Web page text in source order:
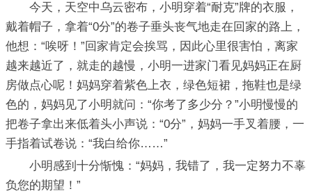
今天，天空中乌云密布，小明穿着“耐克”牌的衣服，
戴着帽子，拿着“0分”的卷子垂头丧气地走在回家的路上，
他想：“唉呀！”回家肯定会挨骂，因此心里很害怕，离家
越来越近了，就走的越慢，小明一进家门看见妈妈正在厨
房做点心呢！妈妈穿着紫色上衣，绿色短裙，拖鞋也是绿
色的，妈妈见了小明就问：“你考了多少分？”小明慢慢的
把卷子拿出来低着头小声说：“0分”，妈妈一手叉着腰，一
手指着试卷说：“我白给你……”
小明感到十分惭愧：“妈妈，我错了，我一定努力不辜
负您的期望！”